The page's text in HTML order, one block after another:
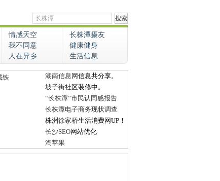
情感天空
长株潭摄友
我不同意
健康健身
人在异乡 生活信息
铁
湖南信息网信息共分享。
坡子街社区装修中。
“长株潭”市民认同感报告
长株潭电子商务现状调查
株洲徐家桥生活消费网UP！
长沙SEO网站优化
淘苹果